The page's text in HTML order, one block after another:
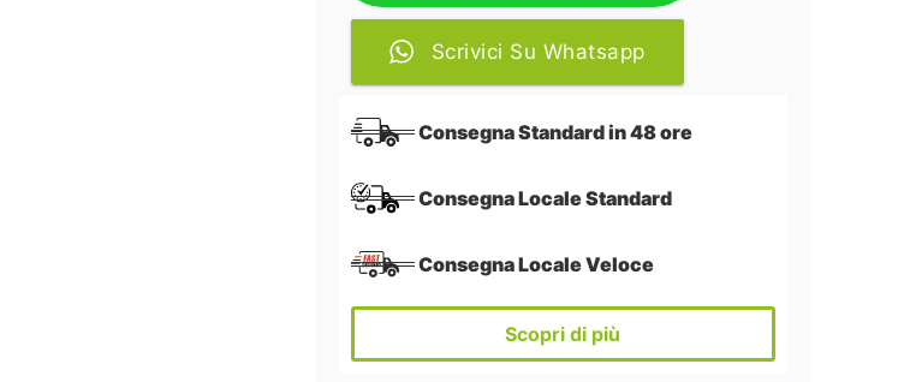
Scrivici Su Whatsapp
Consegna Standard in 48 ore
Consegna Locale Standard
Consegna Locale Veloce
Scopri di più